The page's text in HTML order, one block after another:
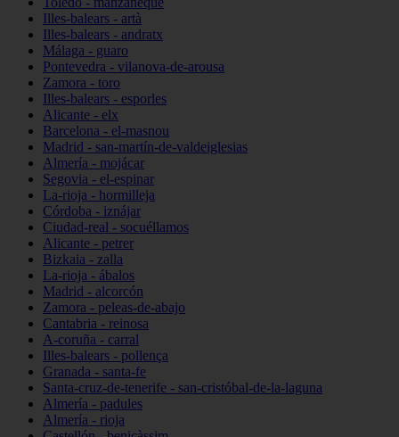
Illes-balears - artà
Illes-balears - andratx
Málaga - guaro
Pontevedra - vilanova-de-arousa
Zamora - toro
Illes-balears - esporles
Alicante - elx
Barcelona - el-masnou
Madrid - san-martín-de-valdeiglesias
Almería - mojácar
Segovia - el-espinar
La-rioja - hormilleja
Córdoba - iznájar
Ciudad-real - socuéllamos
Alicante - petrer
Bizkaia - zalla
La-rioja - ábalos
Madrid - alcorcón
Zamora - peleas-de-abajo
Cantabria - reinosa
A-coruña - carral
Illes-balears - pollença
Granada - santa-fe
Santa-cruz-de-tenerife - san-cristóbal-de-la-laguna
Almería - padules
Almería - rioja